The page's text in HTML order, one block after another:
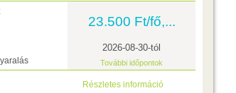
23.500 Ft/fő,...
2026-08-30-tól
További időpontok
Részletes információ